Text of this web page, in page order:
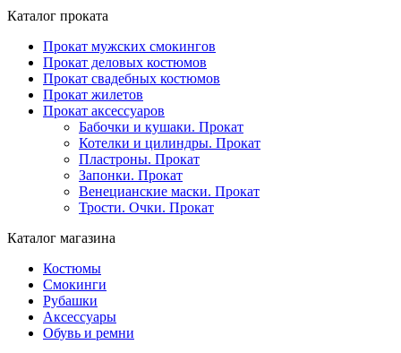
Каталог проката
Прокат мужских смокингов
Прокат деловых костюмов
Прокат свадебных костюмов
Прокат жилетов
Прокат аксессуаров
Бабочки и кушаки. Прокат
Котелки и цилиндры. Прокат
Пластроны. Прокат
Запонки. Прокат
Венецианские маски. Прокат
Трости. Очки. Прокат
Каталог магазина
Костюмы
Смокинги
Рубашки
Аксессуары
Обувь и ремни